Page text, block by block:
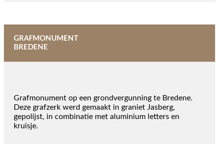
GRAFMONUMENT
BREDENE
Grafmonument op een grondvergunning te Bredene.
Deze grafzerk werd gemaakt in graniet Jasberg,
gepolijst, in combinatie met aluminium letters en
kruisje.